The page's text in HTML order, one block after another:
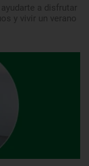
a disfrutar
y vivir un verano